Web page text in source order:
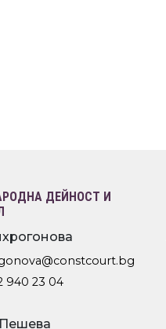
ДЕЙНОСТ И
940 23 04